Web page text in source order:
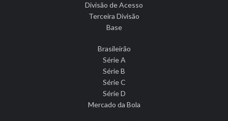
Divisão de Acesso
Terceira Divisão
Base
Brasileirão
Série A
Série B
Série C
Série D
Mercado da Bola